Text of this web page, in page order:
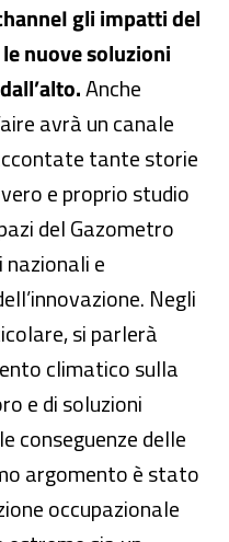
gli impatti del
nuove soluzioni
Anche
avrà un canale
tante storie
e proprio studio
del Gazometro
e
Negli
si parlerà
climatico sulla
e di soluzioni
conseguenze delle
argomento è stato
occupazionale